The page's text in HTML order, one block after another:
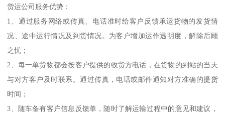
货运公司服务优势：
1、通过服务网络或传真、电话准时给客户反馈承运货物的发货情
况、途中运行情况及到货情况。为客户增加运作透明度，解除后顾
之忧；
2、每一单货物都会按客户提供的收货方电话，在货物的到站的当天
与对方客户及时联系。通过传真，电话或邮件通知对方准确的提货
时间；
3、随车备有客户信息反馈单，随时了解运输过程中的意见和建议，